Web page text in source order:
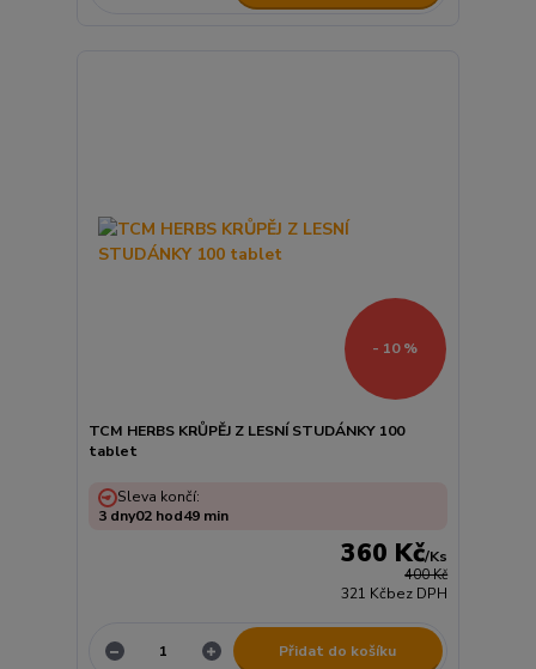
- 10 %
TCM HERBS KRŮPĚJ Z LESNÍ STUDÁNKY 100
tablet
400 Kč
360 Kč/Ks
321 Kčbez DPH
Sleva končí:
3 dny02 hod49 min
Přidat do košíku